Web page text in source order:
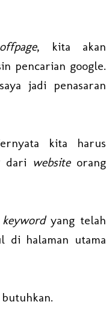
, kita akan
pencarian google.
jadi penasaran
kita harus
dari websiteorang
keywordyang telah
di halaman utama